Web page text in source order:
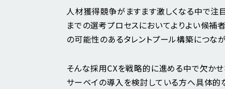
人材獲得競争がますます激しくなる中で注
までの選考プロセスにおいてよりよい候
の可能性のあるタレントプール構築につなが
そんな採用CXを戦略的に進める中で欠かせ
サーベイの導入を検討している方へ具体的